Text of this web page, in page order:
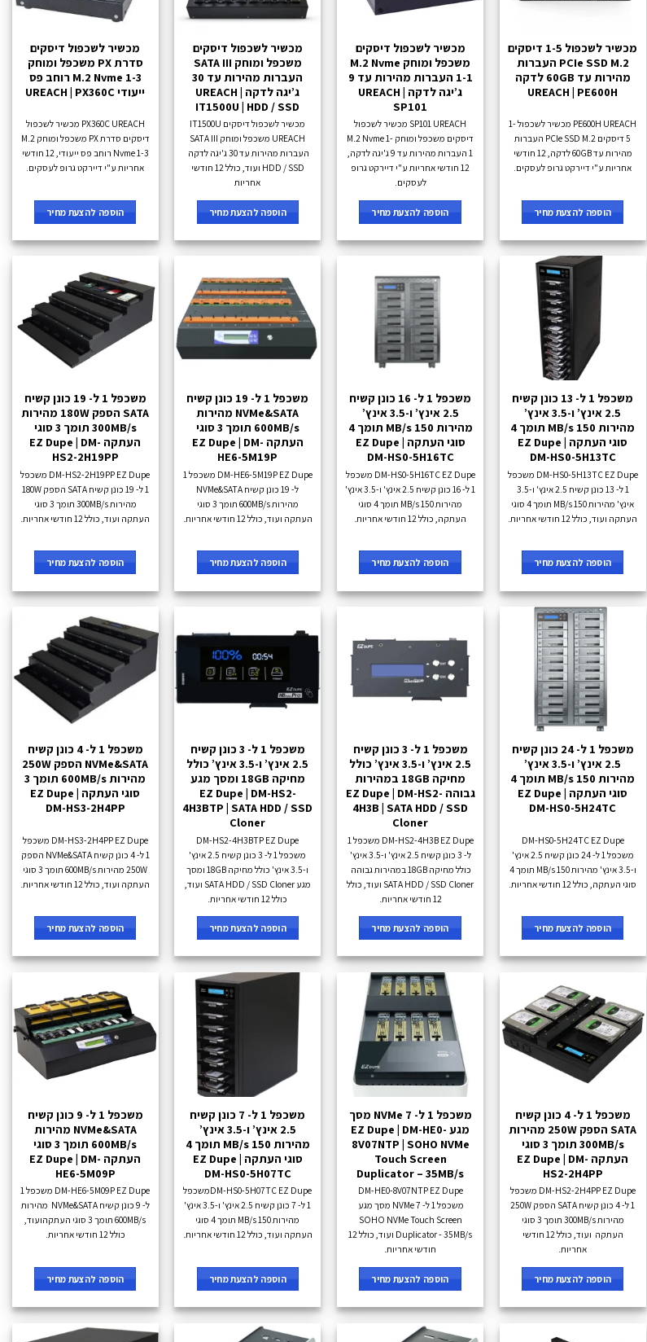
מכשיר לשכפול 1-5 דיסקים
PCIe SSD M.2 העברות
מהירות עד 60GB לדקה
UREACH | PE600H
PE600H UREACH מכשיר לשכפול 1-
5 דיסקים PCIe SSD M.2 העברות
מהירות עד 60GB לדקה, 12 חודשי
אחריות ע"י דיירקט גרופ לעסקים.
הוספה להצעת מחיר
מכשיר לשכפול דיסקים
משכפל ומוחק M.2 Nvme
1-1 העברות מהירות עד 9
ג’יגה לדקה UREACH |
SP101
SP101 UREACH מכשיר לשכפול
דיסקים משכפל ומוחק M.2 Nvme 1-
1 העברות מהירות עד 9 ג'יגה לדקה,
12 חודשי אחריות ע"י דיירקט גרופ
לעסקים.
הוספה להצעת מחיר
מכשיר לשכפול דיסקים
משכפל ומוחק SATA III
העברות מהירות עד 30
ג’יגה לדקה UREACH |
IT1500U | HDD / SSD
מכשיר לשכפול דיסקים IT1500U
UREACH משכפל ומוחק SATA III
העברות מהירות עד 30 ג'יגה לדקה
HDD / SSD ועוד, כולל 12 חודשי
אחריות
הוספה להצעת מחיר
מכשיר לשכפול דיסקים
סדרת PX משכפל ומוחק
M.2 Nvme 1-3 רוחב פס
ייעודי UREACH | PX360C
PX360C UREACH מכשיר לשכפול
דיסקים סדרת PX משכפל ומוחק M.2
Nvme 1-3 רוחב פס ייעודי, 12 חודשי
אחריות ע"י דיירקט גרופ לעסקים.
הוספה להצעת מחיר
משכפל 1 ל- 13 כונן קשיח
2.5 אינץ’ ו-3.5 אינץ’
מהירות 150 MB/s תומך 4
סוגי העתקה EZ Dupe |
DM-HS0-5H13TC
DM-HS0-5H13TC EZ Dupe משכפל
1 ל- 13 כונן קשיח 2.5 אינץ' ו-3.5
אינץ' מהירות 150 MB/s תומך 4 סוגי
העתקה ועוד, כולל 12 חודשי אחריות.
הוספה להצעת מחיר
משכפל 1 ל- 16 כונן קשיח
2.5 אינץ’ ו-3.5 אינץ’
מהירות 150 MB/s תומך 4
סוגי העתקה EZ Dupe |
DM-HS0-5H16TC
DM-HS0-5H16TC EZ Dupe משכפל
1 ל- 16 כונן קשיח 2.5 אינץ' ו-3.5 אינץ'
מהירות 150 MB/s תומך 4 סוגי
העתקה, כולל 12 חודשי אחריות.
הוספה להצעת מחיר
משכפל 1 ל- 19 כונן קשיח
NVMe&SATA מהירות
600MB/s תומך 3 סוגי
העתקה EZ Dupe | DM-
HE6-5M19P
DM-HE6-5M19P EZ Dupe משכפל 1
ל- 19 כונן קשיח NVMe&SATA
מהירות 600MB/s תומך 3 סוגי
העתקה ועוד, כולל 12 חודשי אחריות.
הוספה להצעת מחיר
משכפל 1 ל- 19 כונן קשיח
SATA הספק 180W מהירות
300MB/s תומך 3 סוגי
העתקה EZ Dupe | DM-
HS2-2H19PP
DM-HS2-2H19PP EZ Dupe משכפל
1 ל- 19 כונן קשיח SATA הספק 180W
מהירות 300MB/s תומך 3 סוגי
העתקה ועוד, כולל 12 חודשי אחריות.
הוספה להצעת מחיר
משכפל 1 ל- 24 כונן קשיח
2.5 אינץ’ ו-3.5 אינץ’
מהירות 150 MB/s תומך 4
סוגי העתקה EZ Dupe |
DM-HS0-5H24TC
DM-HS0-5H24TC EZ Dupe
משכפל 1 ל- 24 כונן קשיח 2.5 אינץ'
ו-3.5 אינץ' מהירות 150 MB/s תומך 4
סוגי העתקה, כולל 12 חודשי אחריות.
הוספה להצעת מחיר
משכפל 1 ל- 3 כונן קשיח
2.5 אינץ’ ו-3.5 אינץ’ כולל
מחיקה 18GB במהירות
גבוהה EZ Dupe | DM-HS2-
4H3B | SATA HDD / SSD
Cloner
DM-HS2-4H3B EZ Dupe משכפל 1
ל- 3 כונן קשיח 2.5 אינץ' ו-3.5 אינץ'
כולל מחיקה 18GB במהירות גבוהה
SATA HDD / SSD Cloner ועוד, כולל
12 חודשי אחריות.
הוספה להצעת מחיר
משכפל 1 ל- 3 כונן קשיח
2.5 אינץ’ ו-3.5 אינץ’ כולל
מחיקה 18GB ומסך מגע
EZ Dupe | DM-HS2-
4H3BTP | SATA HDD / SSD
Cloner
DM-HS2-4H3BTP EZ Dupe
משכפל 1 ל- 3 כונן קשיח 2.5 אינץ'
ו-3.5 אינץ' כולל מחיקה 18GB ומסך
מגע SATA HDD / SSD Cloner ועוד,
כולל 12 חודשי אחריות.
הוספה להצעת מחיר
משכפל 1 ל- 4 כונן קשיח
NVMe&SATA הספק 250W
מהירות 600MB/s תומך 3
סוגי העתקה EZ Dupe |
DM-HS3-2H4PP
DM-HS3-2H4PP EZ Dupe משכפל
1 ל- 4 כונן קשיח NVMe&SATA הספק
250W מהירות 600MB/s תומך 3 סוגי
העתקה ועוד, כולל 12 חודשי אחריות.
הוספה להצעת מחיר
משכפל 1 ל- 4 כונן קשיח
SATA הספק 250W מהירות
300MB/s תומך 3 סוגי
העתקה EZ Dupe | DM-
HS2-2H4PP
DM-HS2-2H4PP EZ Dupe משכפל
1 ל- 4 כונן קשיח SATA הספק 250W
מהירות 300MB/s תומך 3 סוגי
העתקה ועוד, כולל 12 חודשי
אחריות.
הוספה להצעת מחיר
משכפל 1 ל- 7 NVMe מסך
מגע EZ Dupe | DM-HE0-
8V07NTP | SOHO NVMe
Touch Screen
Duplicator – 35MB/s
DM-HE0-8V07NTP EZ Dupe
משכפל 1 ל- 7 NVMe מסך מגע
SOHO NVMe Touch Screen
Duplicator - 35MB/s ועוד, כולל 12
חודשי אחריות.
הוספה להצעת מחיר
משכפל 1 ל- 7 כונן קשיח
2.5 אינץ’ ו-3.5 אינץ’
מהירות 150 MB/s תומך 4
סוגי העתקה EZ Dupe |
DM-HS0-5H07TC
DM-HS0-5H07TC EZ Dupeמשכפל
1 ל- 7 כונן קשיח 2.5 אינץ' ו-3.5 אינץ'
מהירות 150 MB/s תומך 4 סוגי
העתקה ועוד, כולל 12 חודשי אחריות.
הוספה להצעת מחיר
משכפל 1 ל- 9 כונן קשיח
NVMe&SATA מהירות
600MB/s תומך 3 סוגי
העתקה EZ Dupe | DM-
HE6-5M09P
DM-HE6-5M09P EZ Dupe משכפל 1
ל- 9 כונן קשיח NVMe&SATA מהירות
600MB/s תומך 3 סוגי העתקהועוד,
כולל 12 חודשי אחריות.
הוספה להצעת מחיר